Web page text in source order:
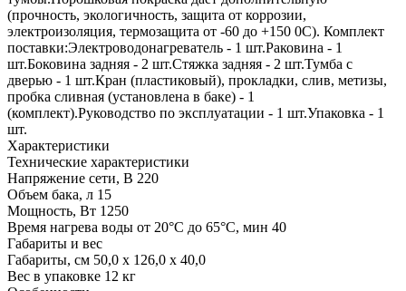
(прочность, экологичность, защита от коррозии,
электроизоляция, термозащита от -60 до +150 0С). Комплект
поставки:Электроводонагреватель - 1 шт.Раковина - 1
шт.Боковина задняя - 2 шт.Стяжка задняя - 2 шт.Тумба с
дверью - 1 шт.Кран (пластиковый), прокладки, слив, метизы,
пробка сливная (установлена в баке) - 1
(комплект).Руководство по эксплуатации - 1 шт.Упаковка - 1
шт.
Характеристики
Технические характеристики
Напряжение сети, В 220
Объем бака, л 15
Мощность, Вт 1250
Время нагрева воды от 20°C до 65°C, мин 40
Габариты и вес
Габариты, см 50,0 х 126,0 х 40,0
Вес в упаковке 12 кг